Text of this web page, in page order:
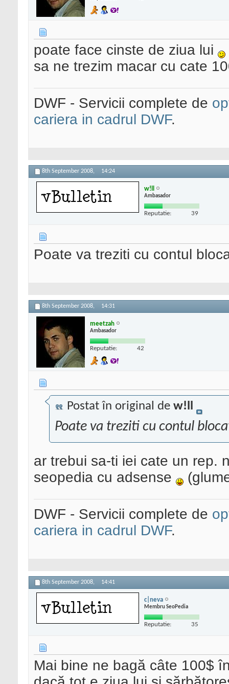
poate face cinste de ziua lui
sa ne trezim macar cu cate
DWF - Servicii complete de
cariera in cadrul DWF.
8th September 2008, 14:24
w!ll
Ambasador
Reputatie: 39
Poate va treziti cu contul
8th September 2008, 14:31
meetzah
Ambasador
Reputatie: 42
Postat în original de w!ll
Poate va treziti cu contul
ar trebui sa-ti iei cate un rep.
seopedia cu adsense
DWF - Servicii complete de
cariera in cadrul DWF.
8th September 2008, 14:41
c|neva
Membru SeoPedia
Reputatie: 35
Mai bine ne bagă câte 100$